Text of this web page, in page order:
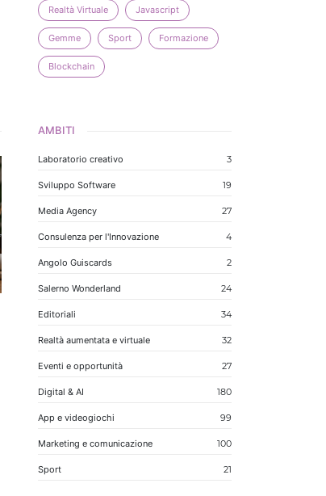
Realtà Virtuale Javascript
Gemme Sport Formazione
Blockchain
AMBITI
Laboratorio creativo 3
Sviluppo Software 19
Media Agency 27
Consulenza per l'Innovazione 4
Angolo Guiscards 2
Salerno Wonderland 24
Editoriali 34
Realtà aumentata e virtuale 32
Eventi e opportunità 27
Digital & AI 180
App e videogiochi 99
Marketing e comunicazione 100
Sport 21